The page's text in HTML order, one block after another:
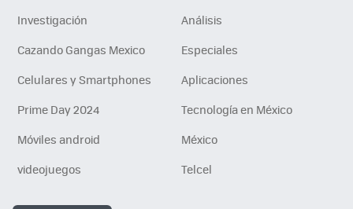
Investigación
Análisis
Cazando Gangas Mexico
Especiales
Celulares y Smartphones
Aplicaciones
Prime Day 2024
Tecnología en México
Móviles android
México
videojuegos
Telcel